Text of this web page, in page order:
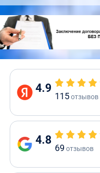
4.9
115отзывов
4.8
69 отзывов